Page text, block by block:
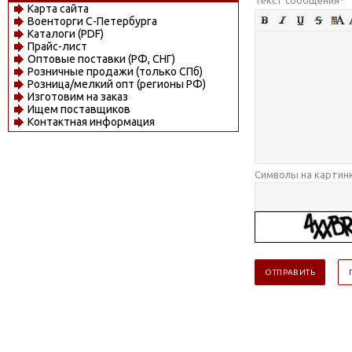
Карта сайта
Военторги С-Петербурга
Каталоги (PDF)
Прайс-лист
Оптовые поставки (РФ, СНГ)
Розничные продажи (только СПб)
Розница/мелкий опт (регионы РФ)
Изготовим на заказ
Ищем поставщиков
Контактная информация
Символы на